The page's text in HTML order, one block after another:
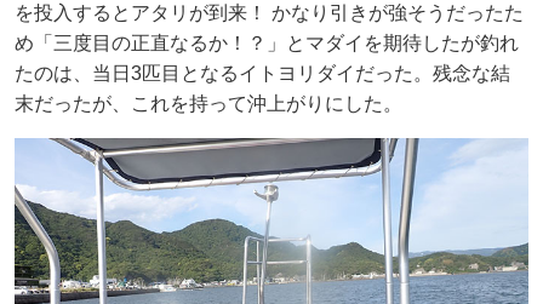
を投入するとアタリが到来！ かなり引きが強そうだったた
め「三度目の正直なるか！？」とマダイを期待したが釣れ
たのは、当日3匹目となるイトヨリダイだった。残念な結
末だったが、これを持って沖上がりにした。